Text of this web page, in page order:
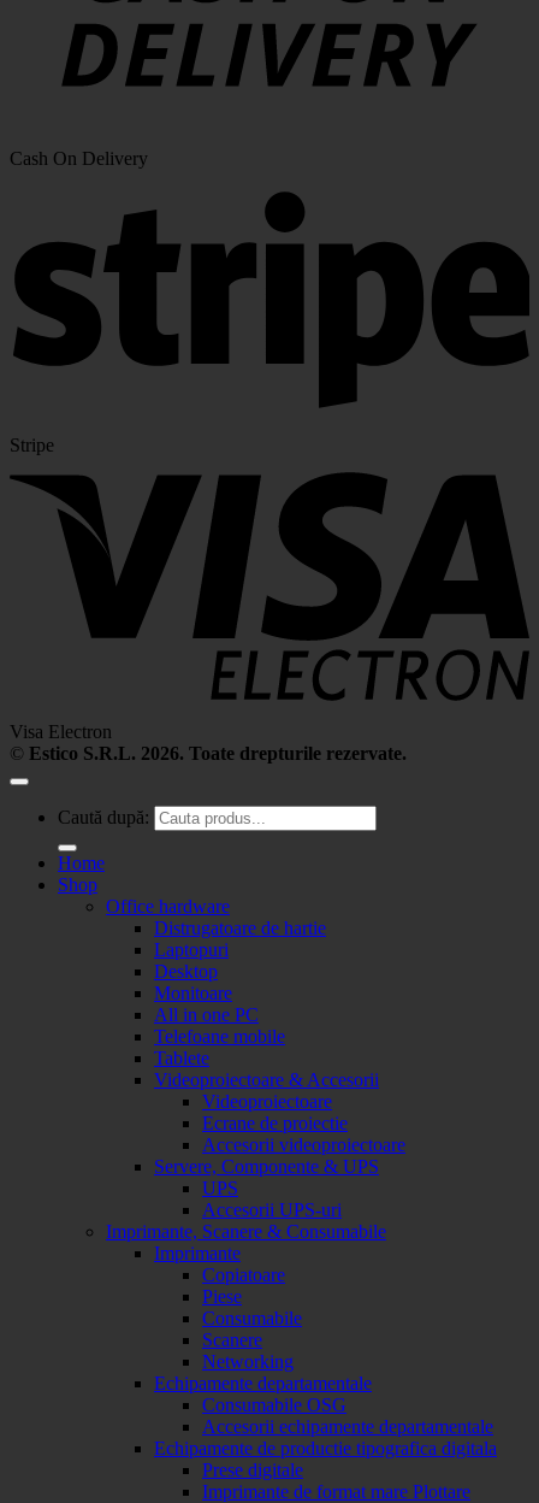
Cash On Delivery
Stripe
Visa Electron
© Estico S.R.L. 2026. Toate drepturile rezervate.
Caută după:
Home
Shop
Office hardware
Distrugatoare de hartie
Laptopuri
Desktop
Monitoare
All in one PC
Telefoane mobile
Tablete
Videoproiectoare & Accesorii
Videoproiectoare
Ecrane de proiectie
Accesorii videoproiectoare
Servere, Componente & UPS
UPS
Accesorii UPS-uri
Imprimante, Scanere & Consumabile
Imprimante
Copiatoare
Piese
Consumabile
Scanere
Networking
Echipamente departamentale
Consumabile OSG
Accesorii echipamente departamentale
Echipamente de productie tipografica digitala
Prese digitale
Imprimante de format mare Plottare